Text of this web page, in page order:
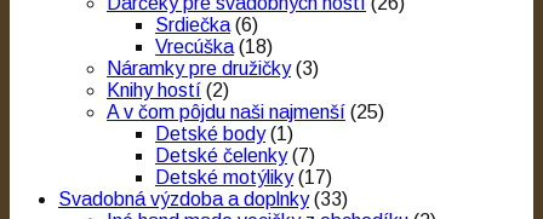
Srdiečka (6)
Vrecúška (18)
Náramky pre družičky (3)
Knihy hostí (2)
A v čom pôjdu naši najmenší (25)
Detské body (1)
Detské čelenky (7)
Detské motýliky (17)
Svadobná výzdoba a doplnky (33)